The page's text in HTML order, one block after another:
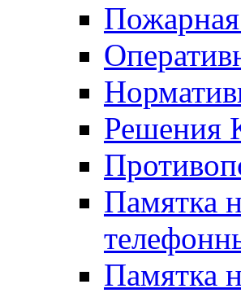
Пожарная
Решения
Памятка
Памятка